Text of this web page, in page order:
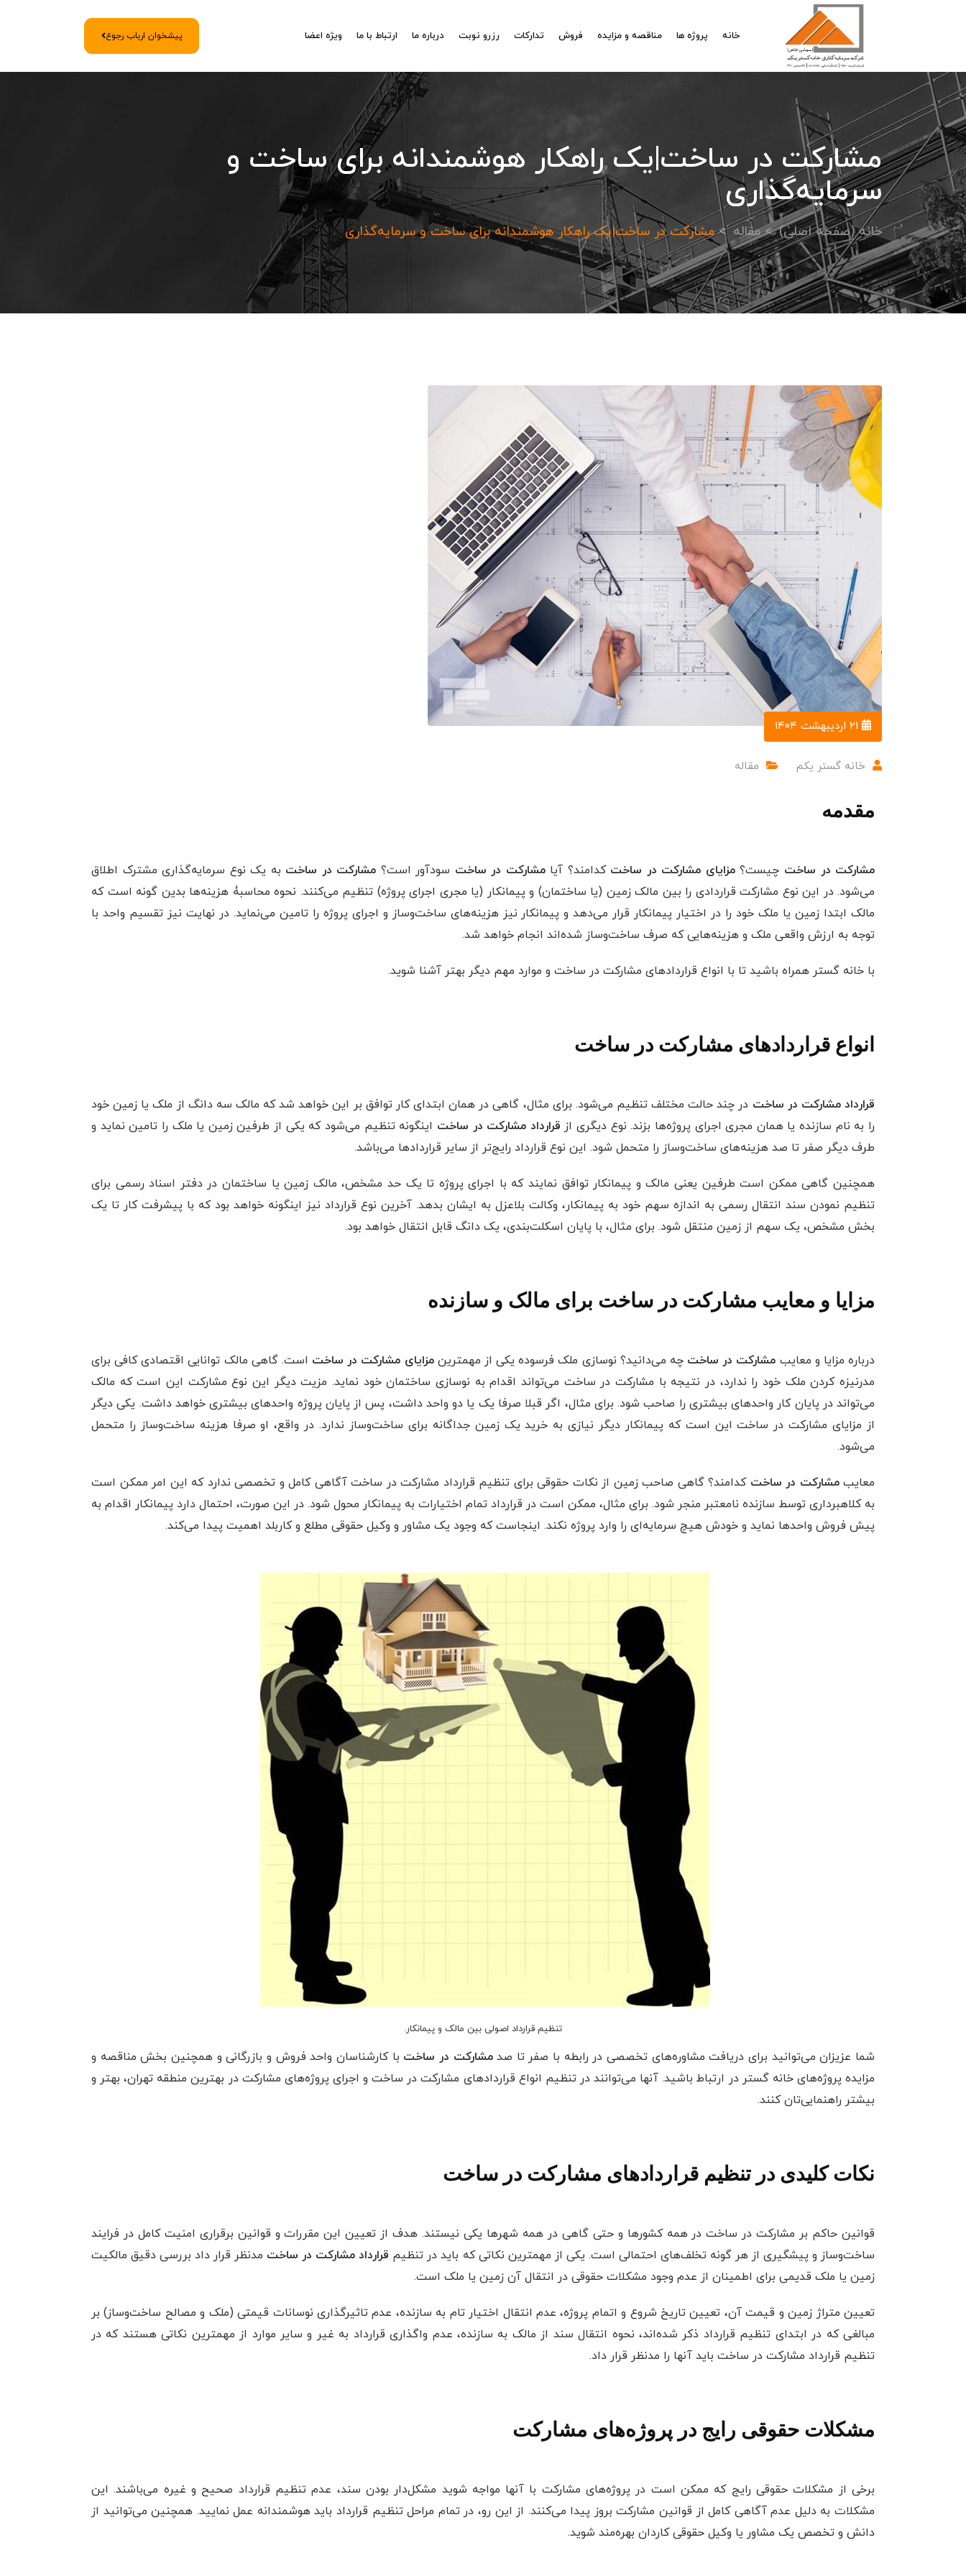
خانه پروژه ها مناقصه و مزایده فروش تدارکات رزرو نوبت درباره ما ارتباط با ما ویژه اعضا پیشخوان ارباب رجوع
مشارکت در ساخت|یک راهکار هوشمندانه برای ساخت و
سرمایه‌گذاری
خانه (صفحه اصلی) مقاله مشارکت در ساخت|یک راهکار هوشمندانه برای ساخت و سرمایه‌گذاری
خانه گستر یکم مقاله
مقدمه
مشارکت در ساخت چیست؟مزایای مشارکت در ساخت کدامند؟ آیامشارکت در ساخت سودآور است؟ مشارکت در ساخت به یک نوع سرمایه‌گذاری مشترک اطلاق
می‌شود. در این نوع مشارکت قراردادی را بین مالک زمین (یا ساختمان) و پیمانکار (یا مجری اجرای پروژه) تنظیم می‌کنند. نحوه محاسبۀ هزینه‌ها بدین گونه است که
مالک ابتدا زمین یا ملک خود را در اختیار پیمانکار قرار می‌دهد و پیمانکار نیز هزینه‌های ساخت‌وساز و اجرای پروژه را تامین می‌نماید. در نهایت نیز تقسیم واحد با
توجه به ارزش واقعی ملک و هزینه‌هایی که صرف ساخت‌وساز شده‌اند انجام خواهد شد.
با خانه گستر همراه باشید تا با انواع قراردادهای مشارکت‌ در ساخت و موارد مهم دیگر بهتر آشنا شوید.
انواع قراردادهای مشارکت در ساخت
قرارداد مشارکت ‌در ساخت در چند حالت مختلف تنظیم می‌شود. برای مثال، گاهی در همان ابتدای کار توافق بر این خواهد شد که مالک سه دانگ از ملک یا زمین خود
را به نام سازنده یا همان مجری اجرای پروژه‌ها بزند. نوع دیگری از قرارداد مشارکت در ساخت اینگونه تنظیم می‌شود که یکی از طرفین زمین یا ملک را تامین نماید و
طرف دیگر صفر تا صد هزینه‌های ساخت‌وساز را متحمل شود. این نوع قرارداد رایج‌تر از سایر قراردادها می‌باشد.
همچنین گاهی ممکن است طرفین یعنی مالک و پیمانکار توافق نمایند که با اجرای پروژه تا یک حد مشخص، مالک زمین یا ساختمان در دفتر اسناد رسمی برای
تنظیم نمودن سند انتقال رسمی به اندازه سهم خود به پیمانکار، وکالت بلاعزل به ایشان بدهد. آخرین نوع قرارداد نیز اینگونه خواهد بود که با پیشرفت کار تا یک
بخش مشخص، یک سهم از زمین منتقل شود. برای مثال، با پایان اسکلت‌بندی، یک دانگ قابل انتقال خواهد بود.
مزایا و معایب مشارکت در ساخت برای مالک و سازنده
درباره مزایا و معایب مشارکت در ساخت چه می‌دانید؟ نوسازی ملک فرسوده یکی از مهمترینمزایای مشارکت در ساخت است. گاهی مالک توانایی اقتصادی کافی برای
مدرنیزه کردن ملک خود را ندارد، در نتیجه با مشارکت در ‌ساخت می‌تواند اقدام به نوسازی ساختمان خود نماید. مزیت دیگر این نوع مشارکت این است که مالک
می‌تواند در پایان کار واحدهای بیشتری را صاحب شود. برای مثال، اگر قبلا صرفا یک یا دو واحد داشت، پس از پایان پروژه واحدهای بیشتری خواهد داشت. یکی دیگر
از مزایای مشارکت در ساخت این است که پیمانکار دیگر نیازی به خرید یک زمین جداگانه برای ساخت‌وساز ندارد. در واقع، او صرفا هزینه ساخت‌وساز را متحمل
می‌شود.
معایبمشارکت‌ در ساخت کدامند؟ گاهی صاحب زمین از نکات حقوقی برای تنظیم قرارداد مشارکت در ساخت آگاهی کامل و تخصصی ندارد که این امر ممکن است
به کلاهبرداری توسط سازنده نامعتبر منجر شود. برای مثال، ممکن است در قرارداد تمام اختیارات به پیمانکار محول شود. در این صورت، احتمال دارد پیمانکار اقدام به
پیش فروش واحدها نماید و خودش هیچ سرمایه‌ای را وارد پروژه نکند. اینجاست که وجود یک مشاور و وکیل حقوقی مطلع و کاربلد اهمیت پیدا می‌کند.
تنظیم قرارداد اصولی بین مالک و پیمانکار.
شما عزیزان می‌توانید برای دریافت مشاوره‌های تخصصی در رابطه با صفر تا صدمشارکت در ساخت با کارشناسان واحد فروش و بازرگانی و همچنین بخش مناقصه و
مزایده پروژه‌های خانه گستر در ارتباط باشید. آنها می‌توانند در تنظیم انواع قراردادهای مشارکت در ساخت و اجرای پروژه‌های مشارکت در بهترین منطقه تهران، بهتر و
بیشتر راهنمایی‌تان کنند.
نکات کلیدی در تنظیم قراردادهای مشارکت در ساخت
قوانین حاکم بر مشارکت در ساخت در همه کشورها و حتی گاهی در همه شهرها یکی نیستند. هدف از تعیین این مقررات و قوانین برقراری امنیت کامل در فرایند
ساخت‌وساز و پیشگیری از هر گونه تخلف‌های احتمالی است. یکی از مهمترین نکاتی که باید در تنظیم قرارداد مشارکت در ساخت مدنظر قرار داد بررسی دقیق مالکیت
زمین یا ملک قدیمی برای اطمینان از عدم وجود مشکلات حقوقی در انتقال آن زمین یا ملک است.
تعیین متراژ زمین و قیمت آن، تعیین تاریخ شروع و اتمام پروژه، عدم انتقال اختیار تام به سازنده، عدم تاثیرگذاری نوسانات قیمتی (ملک و مصالح ساخت‌وساز) بر
مبالغی که در ابتدای تنظیم قرارداد ذکر شده‌اند، نحوه انتقال سند از مالک به سازنده، عدم واگذاری قرارداد به غیر و سایر موارد از مهمترین نکاتی هستند که در
تنظیم قرارداد مشارکت در ساخت باید آنها را مدنظر قرار داد.
مشکلات حقوقی رایج در پروژه‌های مشارکت
برخی از مشکلات حقوقی رایج که ممکن است در پروژه‌های مشارکت با آنها مواجه شوید مشکل‌دار بودن سند، عدم تنظیم قرارداد صحیح و غیره می‌باشند. این
مشکلات به دلیل عدم آگاهی کامل از قوانین مشارکت بروز پیدا می‌کنند. از این رو، در تمام مراحل تنظیم قرارداد باید هوشمندانه عمل نمایید. همچنین می‌توانید از
دانش و تخصص یک مشاور یا وکیل حقوقی کاردان بهره‌مند شوید.